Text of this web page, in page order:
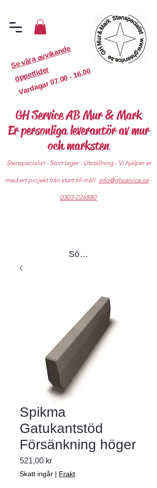
S
e
v
år
a
a
v
vi
k
a
n
d
e
ö
p
p
etti
d
er
Vardagar
07.00 - 16.00
GH Service AB Mur & Mark
Er personliga leverantör av mur
och marksten
Stenspecialist - Stort lager - Utställning - Vi hjälper er
med ert projekt från start till mål! info@ghservice.se-
0303-226880
Sök produkter
Spikma
Gatukantstöd
Försänkning höger
521,00 krPris
Skatt ingår | Frakt